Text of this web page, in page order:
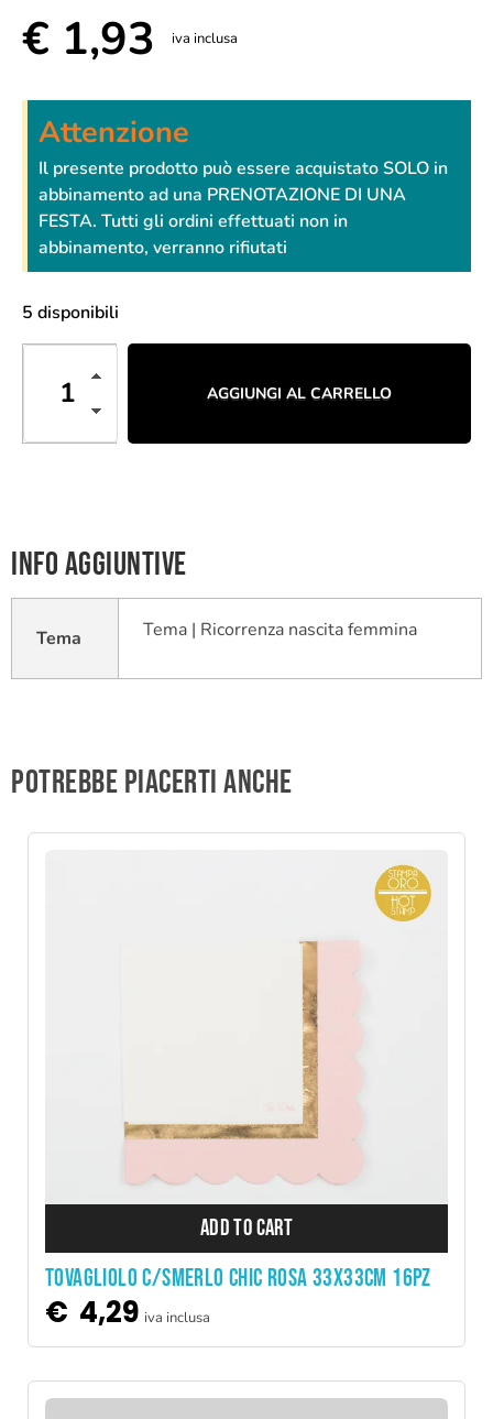
€ 1,93 iva inclusa
Attenzione
Il presente prodotto può essere acquistato SOLO in
abbinamento ad una PRENOTAZIONE DI UNA
FESTA. Tutti gli ordini effettuati non in
abbinamento, verranno rifiutati
5 disponibili
AGGIUNGI AL CARRELLO
Info aggiuntive
Tema Tema | Ricorrenza nascita femmina
Potrebbe piacerti anche
ADD TO CART
TOVAGLIOLO C/SMERLO CHIC ROSA 33X33CM 16PZ
€ 4,29 iva inclusa